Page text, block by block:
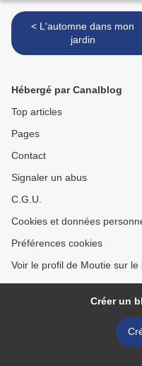
< L'automne dans mon
jardin
Hébergé par Canalblog
Top articles
Pages
Contact
Signaler un abus
C.G.U.
Cookies et données
Préférences cookies
Voir le profil de Moutie sur le
Créer un